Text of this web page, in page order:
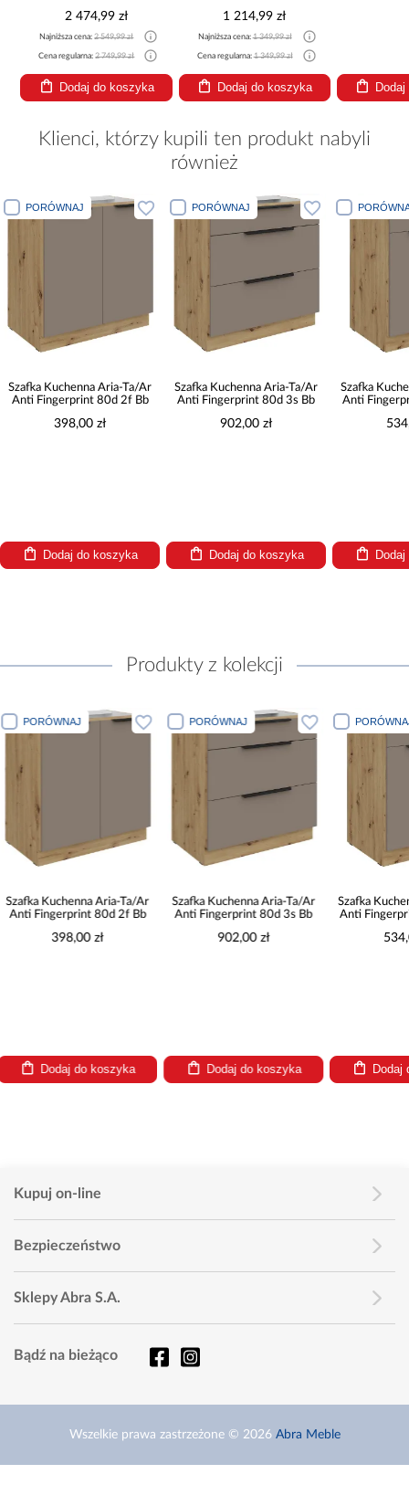
2 474,99 zł
Najniższa cena:2 549,99 zł
Cena regularna:2 749,99 zł
Dodaj do koszyka
1 214,99 zł
Najniższa cena:1 349,99 zł
Cena regularna:1 349,99 zł
Dodaj do koszyka
Klienci, którzy kupili ten produkt nabyli
również
PORÓWNAJ
Szafka Kuchenna Aria-Ta/Ar
Anti Fingerprint 80d 3s Bb
902,00 zł
Dodaj do koszyka
PORÓWNAJ
Szafka Kuchenna Aria-Ta/Ar
Anti Fingerprint 60zl 1s Bb
534,00 zł
Dodaj do koszyka
Szafka
Anti
Produkty z kolekcji
PORÓWNAJ
Szafka Kuchenna Aria-Ta/Ar
Anti Fingerprint 80d 3s Bb
902,00 zł
Dodaj do koszyka
PORÓWNAJ
Szafka Kuchenna Aria-Ta/Ar
Anti Fingerprint 60zl 1s Bb
534,00 zł
Dodaj do koszyka
Szafka
Anti
Kupuj on-line
Bezpieczeństwo
Sklepy Abra S.A.
Bądź na bieżąco
Wszelkie prawa zastrzeżone © 2026 Abra Meble